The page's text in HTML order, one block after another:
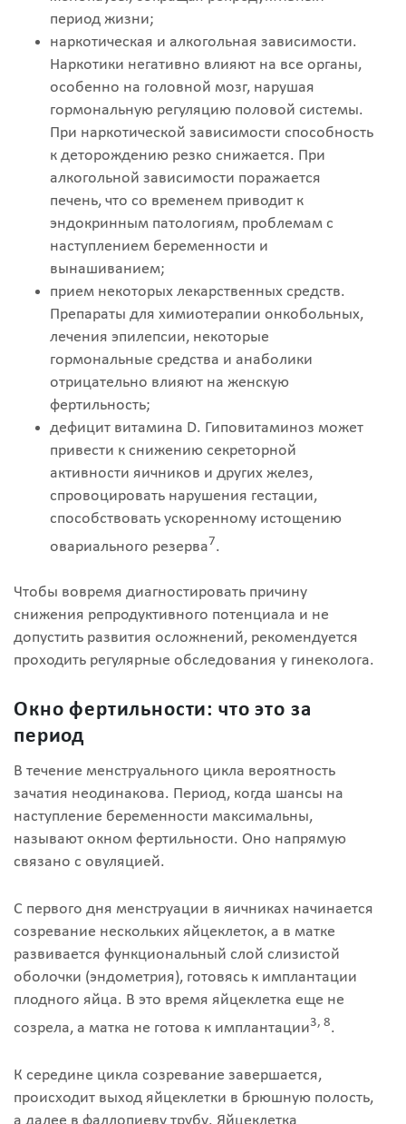
период жизни;
наркотическая и алкогольная зависимости.
Наркотики негативно влияют на все органы,
особенно на головной мозг, нарушая
гормональную регуляцию половой системы.
При наркотической зависимости способность
к деторождению резко снижается. При
алкогольной зависимости поражается
печень, что со временем приводит к
эндокринным патологиям, проблемам с
наступлением беременности и
вынашиванием;
прием некоторых лекарственных средств.
Препараты для химиотерапии онкобольных,
лечения эпилепсии, некоторые
гормональные средства и анаболики
отрицательно влияют на женскую
фертильность;
дефицит витамина D. Гиповитаминоз может
привести к снижению секреторной
активности яичников и других желез,
спровоцировать нарушения гестации,
способствовать ускоренному истощению
овариального резерва7.
Чтобы вовремя диагностировать причину
снижения репродуктивного потенциала и не
допустить развития осложнений, рекомендуется
проходить регулярные обследования у гинеколога.
Окно фертильности: что это за
период
В течение менструального цикла вероятность
зачатия неодинакова. Период, когда шансы на
наступление беременности максимальны,
называют окном фертильности. Оно напрямую
связано с овуляцией.
С первого дня менструации в яичниках начинается
созревание нескольких яйцеклеток, а в матке
развивается функциональный слой слизистой
оболочки (эндометрия), готовясь к имплантации
плодного яйца. В это время яйцеклетка еще не
созрела, а матка не готова к имплантации3, 8.
К середине цикла созревание завершается,
происходит выход яйцеклетки в брюшную полость,